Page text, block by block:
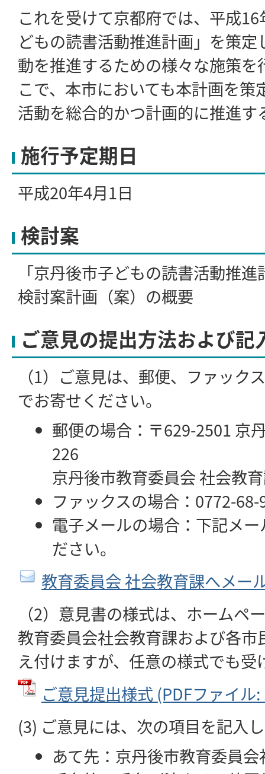
これを受けて京都府では、平成
どもの読書活動推進計画」を策
動を推進するための様々な施策を
こで、本市においても本計画を策
活動を総合的かつ計画的に推進す
施行予定期日
平成20年4月1日
検討案
「京丹後市子どもの読書活動推
検討案計画（案）の概要
ご意見の提出方法および記
（1）ご意見は、郵便、ファック
でお寄せください。
郵便の場合：〒629-2501 京
226
京丹後市教育委員会 社会教
ファックスの場合：0772-68-
電子メールの場合：下記メ
ださい。
教育委員会 社会教育課へメー
（2）意見書の様式は、ホームペ
教育委員会社会教育課および各
え付けますが、任意の様式でも受
ご意見提出様式 (PDFファイル
(3) ご意見には、次の項目を記入
あて先：京丹後市教育委員